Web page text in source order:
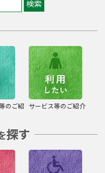
のご紹 サービス等のご紹介
探す